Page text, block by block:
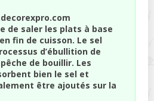
de saler les plats à base
fin de cuisson. Le sel
d’ébullition de
de bouillir. Les
bien le sel et
être ajoutés sur la